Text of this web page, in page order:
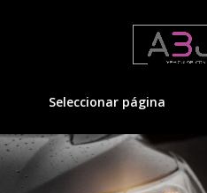
Seleccionar página